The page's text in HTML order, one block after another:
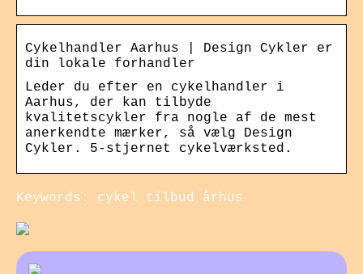
Cykelhandler Aarhus | Design Cykler er
din lokale forhandler
Leder du efter en cykelhandler i
Aarhus, der kan tilbyde
kvalitetscykler fra nogle af de mest
anerkendte mærker, så vælg Design
Cykler. 5-stjernet cykelværksted.
Keywords: cykel tilbud århus